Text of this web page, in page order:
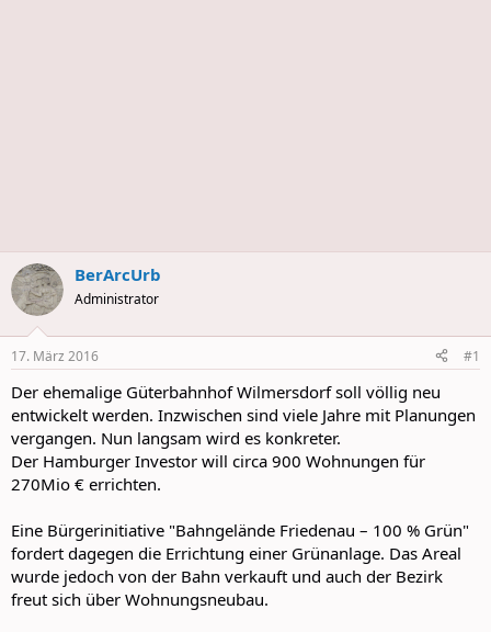
BerArcUrb
Administrator
17. März 2016 #1
Der ehemalige Güterbahnhof Wilmersdorf soll völlig neu
entwickelt werden. Inzwischen sind viele Jahre mit Planungen
vergangen. Nun langsam wird es konkreter.
Der Hamburger Investor will circa 900 Wohnungen für
270Mio € errichten.
Eine Bürgerinitiative "Bahngelände Friedenau – 100 % Grün"
fordert dagegen die Errichtung einer Grünanlage. Das Areal
wurde jedoch von der Bahn verkauft und auch der Bezirk
freut sich über Wohnungsneubau.